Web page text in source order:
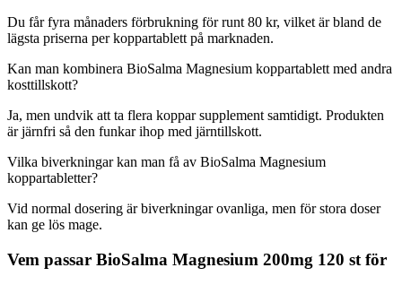
Du får fyra månaders förbrukning för runt 80 kr, vilket är bland de
lägsta priserna per koppartablett på marknaden.
Kan man kombinera BioSalma Magnesium koppartablett med andra
kosttillskott?
Ja, men undvik att ta flera koppar supplement samtidigt. Produkten
är järnfri så den funkar ihop med järntillskott.
Vilka biverkningar kan man få av BioSalma Magnesium
koppartabletter?
Vid normal dosering är biverkningar ovanliga, men för stora doser
kan ge lös mage.
Vem passar BioSalma Magnesium 200mg 120 st för